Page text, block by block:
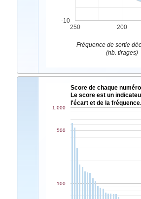
250 200
-10
Fréquence de sortie
(nb. tirages)
Le score est un
l'écart et de la fréquence.
100
500
1,000